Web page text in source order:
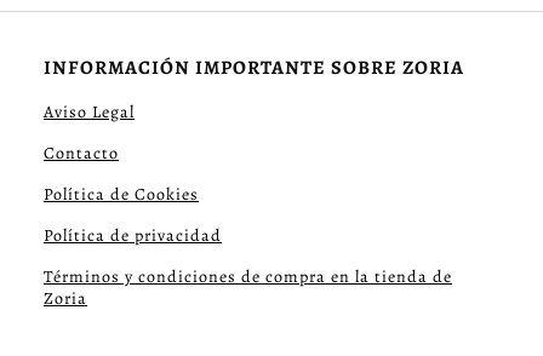
INFORMACIÓN IMPORTANTE SOBRE ZORIA
Aviso Legal
Contacto
Política de Cookies
Política de privacidad
Términos y condiciones de compra en la tienda de
Zoria